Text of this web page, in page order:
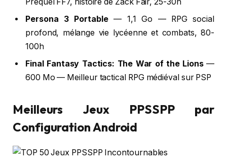
Persona 3 Portable— 1,1 Go — RPG social
profond, mélange vie lycéenne et combats, 80-
100h
Final Fantasy Tactics: The War of the Lions—
600 Mo — Meilleur tactical RPG médiéval sur PSP
Meilleurs Jeux PPSSPP par
Configuration Android